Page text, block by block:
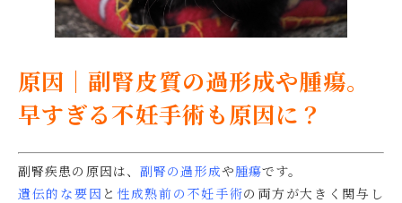
原因｜副腎皮質の過形成や腫瘍。
早すぎる不妊手術も原因に？
副腎疾患の原因は、副腎の過形成や腫瘍です。
遺伝的な要因 と 性成熟前の不妊手術の両方が大きく関与し